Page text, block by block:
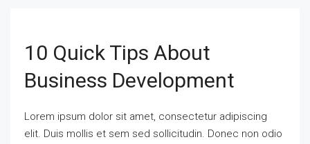
10 Quick Tips About
Business Development
Lorem ipsum dolor sit amet, consectetur adipiscing
elit. Duis mollis et sem sed sollicitudin. Donec non odio